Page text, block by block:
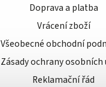
Doprava a platba
Vrácení zboží
Všeobecné obchodní
Zásady ochrany osobních
Reklamační řád